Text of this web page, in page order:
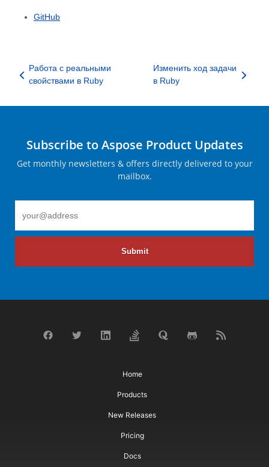
GitHub
Работа с реальными
свойствами в Ruby
Изменить ход задачи
в Ruby
Subscribe to Aspose Product Updates
Get monthly newsletters & offers directly delivered to your
mailbox.
Submit
Home
Products
New Releases
Pricing
Docs